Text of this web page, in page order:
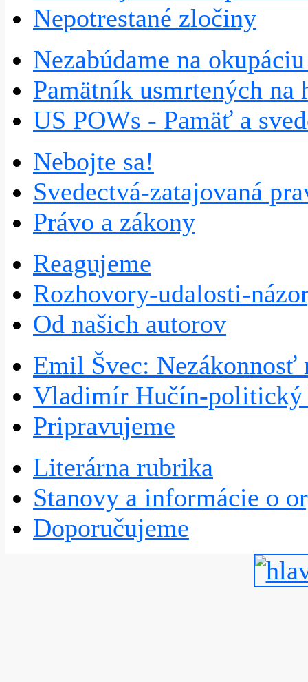
Nepotrestané zločiny
Nezabúdame na
Pamätník usmrtených na
US POWs - Pamäť a
Nebojte sa!
Svedectvá-zatajovaná
Právo a zákony
Reagujeme
Rozhovory-udalosti-
Od našich autorov
Emil Švec: Nezákonnosť
Vladimír Hučín-politický
Pripravujeme
Literárna rubrika
Stanovy a informácie o
Doporučujeme